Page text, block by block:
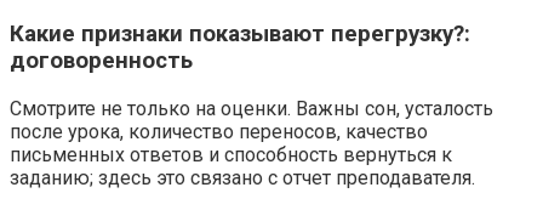
Какие признаки показывают перегрузку?:
договоренность
Смотрите не только на оценки. Важны сон, усталость
после урока, количество переносов, качество
письменных ответов и способность вернуться к
заданию; здесь это связано с отчет преподавателя.